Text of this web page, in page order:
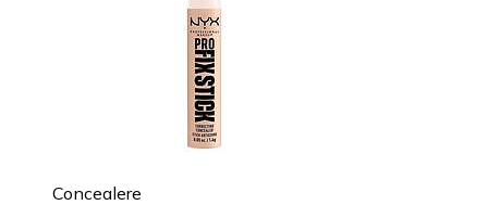
Concealere